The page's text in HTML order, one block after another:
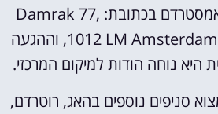
סניף הדגל נמצא באמסטרדם בכתובת: Damrak 77,
1012 LM Amsterdam The Netherlands, וההגעה
היא נוחה הודות למיקום המרכזי.
סניפים נוספים בהאג, רוטרדם,